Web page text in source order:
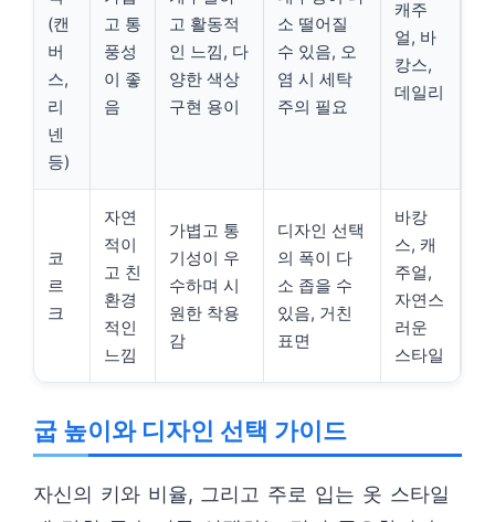
(캔
버
스,
리
넨
등)
고 통
풍성
이 좋
음
고 활동적
인 느낌, 다
양한 색상
구현 용이
소 떨어질
수 있음, 오
염 시 세탁
주의 필요
캐주
얼, 바
캉스,
데일리
코
르
크
자연
적이
고 친
환경
적인
느낌
가볍고 통
기성이 우
수하며 시
원한 착용
감
디자인 선택
의 폭이 다
소 좁을 수
있음, 거친
표면
바캉
스, 캐
주얼,
자연스
러운
스타일
굽 높이와 디자인 선택 가이드
자신의 키와 비율, 그리고 주로 입는 옷 스타일